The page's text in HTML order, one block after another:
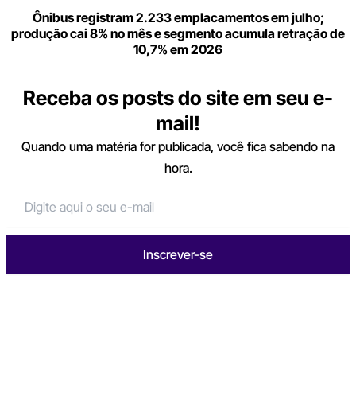
Ônibus registram 2.233 emplacamentos em julho;
produção cai 8% no mês e segmento acumula retração de
10,7% em 2026
Receba os posts do site em seu e-
mail!
Quando uma matéria for publicada, você fica sabendo na
hora.
Inscrever-se